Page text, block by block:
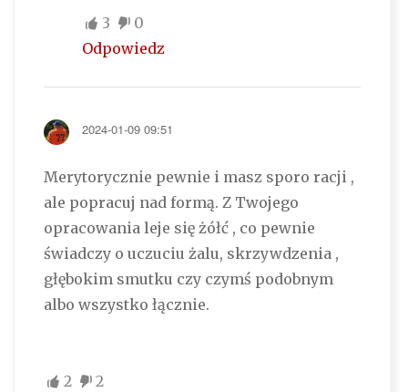
3
0
Odpowiedz
2024-01-09 09:51
Merytorycznie pewnie i masz sporo racji ,
ale popracuj nad formą. Z Twojego
opracowania leje się żółć , co pewnie
świadczy o uczuciu żalu, skrzywdzenia ,
głębokim smutku czy czymś podobnym
albo wszystko łącznie.
2
2